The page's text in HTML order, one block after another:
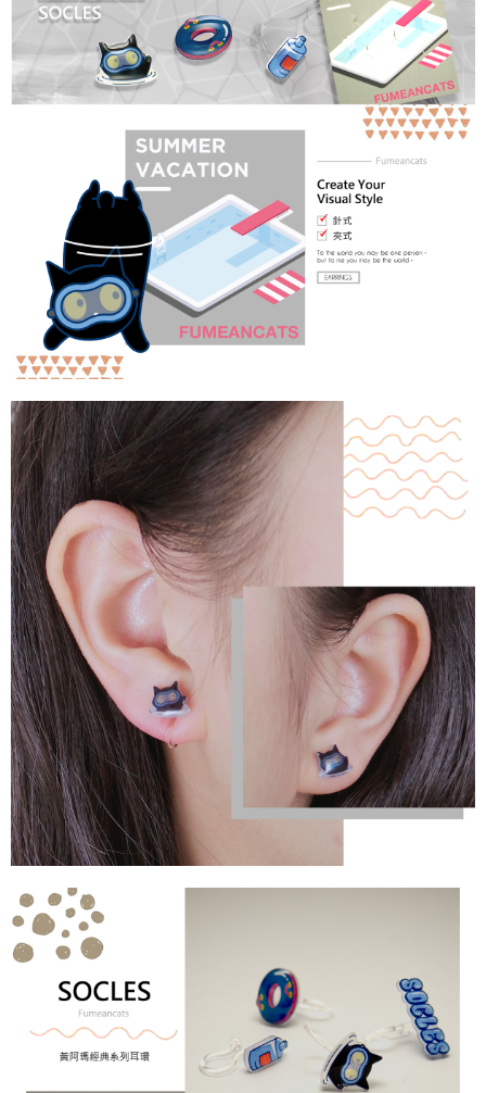
請求用戶進行身份認證。
５．嚴禁一人註冊多個帳號或使用他人資訊註冊。若發現惡意使用之情形，
恩沛科技股份有限公司將有權停止該用戶之使用額度並採取法律行動。
查看運費